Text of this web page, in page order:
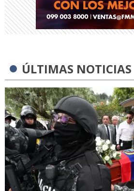
ÚLTIMAS NOTICIAS